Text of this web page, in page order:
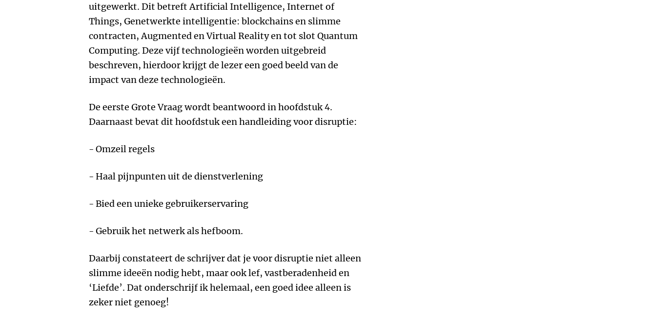
uitgewerkt. Dit betreft Artificial Intelligence, Internet of
Things, Genetwerkte intelligentie: blockchains en slimme
contracten, Augmented en Virtual Reality en tot slot Quantum
Computing. Deze vijf technologieën worden uitgebreid
beschreven, hierdoor krijgt de lezer een goed beeld van de
impact van deze technologieën.
De eerste Grote Vraag wordt beantwoord in hoofdstuk 4.
Daarnaast bevat dit hoofdstuk een handleiding voor disruptie:
- Omzeil regels
- Haal pijnpunten uit de dienstverlening
- Bied een unieke gebruikerservaring
- Gebruik het netwerk als hefboom.
Daarbij constateert de schrijver dat je voor disruptie niet alleen
slimme ideeën nodig hebt, maar ook lef, vastberadenheid en
‘Liefde’. Dat onderschrijf ik helemaal, een goed idee alleen is
zeker niet genoeg!